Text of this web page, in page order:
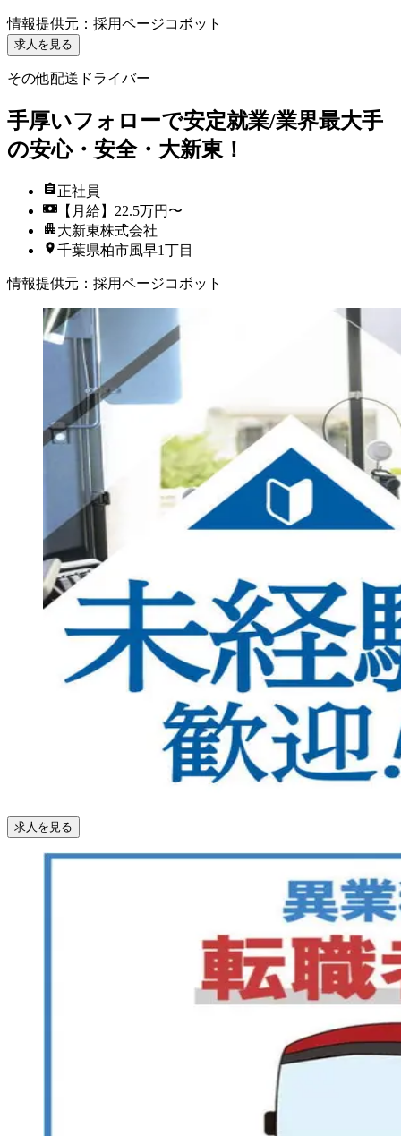
情報提供元 ： 採用ページコボット
求人を見る
その他配送ドライバー
手厚いフォローで安定就業/業界最大手
の安心・安全・大新東！
正社員
【月給】22.5万円〜
大新東株式会社
千葉県柏市風早1丁目
情報提供元 ： 採用ページコボット
求人を見る